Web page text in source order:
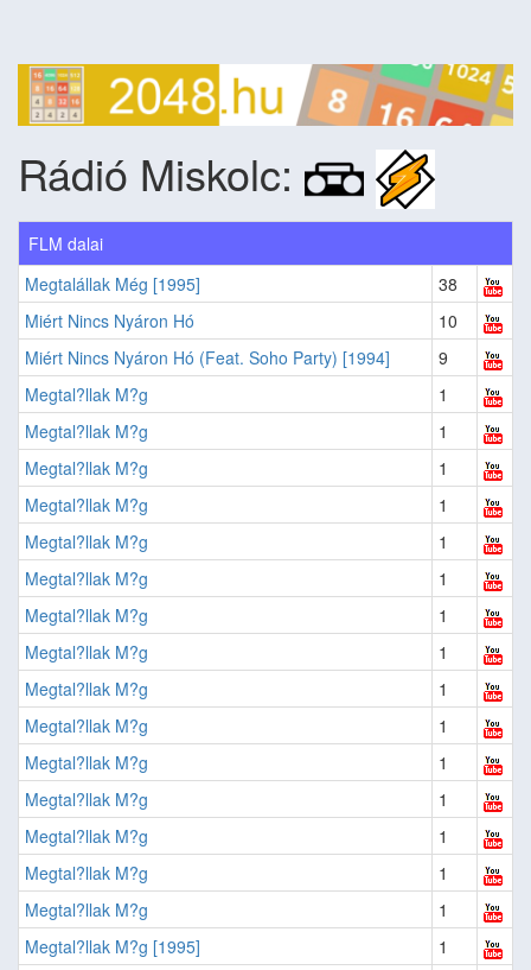
Rádió Miskolc:
FLM dalai
Megtalállak Még [1995]
38
Miért Nincs Nyáron Hó
10
Miért Nincs Nyáron Hó (Feat. Soho Party) [1994]
9
Megtal?llak M?g
1
Megtal?llak M?g
1
Megtal?llak M?g
1
Megtal?llak M?g
1
Megtal?llak M?g
1
Megtal?llak M?g
1
Megtal?llak M?g
1
Megtal?llak M?g
1
Megtal?llak M?g
1
Megtal?llak M?g
1
Megtal?llak M?g
1
Megtal?llak M?g
1
Megtal?llak M?g
1
Megtal?llak M?g
1
Megtal?llak M?g
1
Megtal?llak M?g [1995]
1